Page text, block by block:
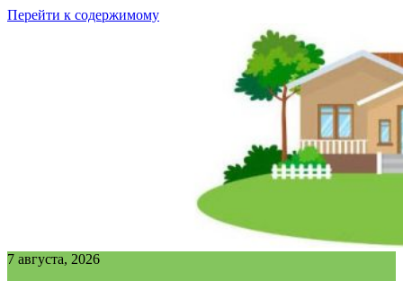
Перейти к содержимому
7 августа, 2026